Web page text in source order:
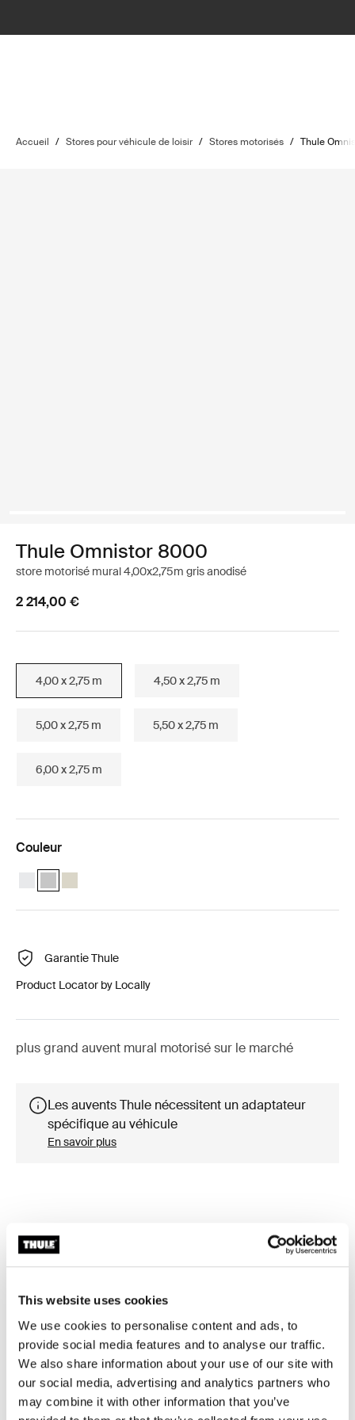
This website uses cookies
We use cookies to personalise content and ads, to
provide social media features and to analyse our traffic.
We also share information about your use of our site with
our social media, advertising and analytics partners who
may combine it with other information that you’ve
Accueil / Stores pour véhicule de loisir / Stores motorisés / Thule
Thule Omnistor 8000
store motorisé mural 4,00x2,75m gris anodisé
2 214,00 €
4,00 x 2,75 m 4,50 x 2,75 m
5,00 x 2,75 m 5,50 x 2,75 m
6,00 x 2,75 m
Couleur
Thule Omnistor 8000 Motorized (4.00x2.75) Blanc
Thule Omnistor 8000 Motorized (4.00x2.75) Anodisé (selected)
Thule Omnistor 8000 Motorized (4.00x2.75) Crème
Garantie Thule
Product Locator by Locally
plus grand auvent mural motorisé sur le marché
Les auvents Thule nécessitent un adaptateur
spécifique au véhicule
En savoir plus
Accessoires pour Thule Omnistor
8000
Disponible en ligne